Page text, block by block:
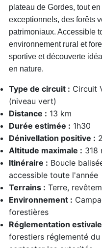
plateau de Gordes, tout
exceptionnels, des forêts
patrimoniaux. Accessible
environnement rural et
sportive et découverte
en nature.
Type de circuit : Circuit
(niveau vert)
Distance : 13 km
Durée estimée : 1h30
Dénivellation positive :
Altitude maximale : 318
Itinéraire : Boucle
accessible toute l'année
Terrains : Terre,
Environnement :
forestières
Réglementation
forestiers réglementé du